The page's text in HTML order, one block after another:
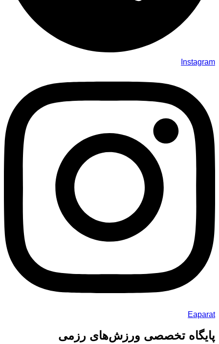
Instagram
Eaparat
پایگاه تخصصی ورزش‌های رزمی